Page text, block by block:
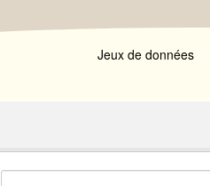
Jeux de données